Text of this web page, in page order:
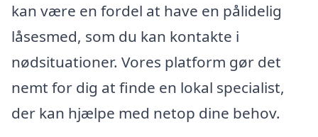
kan være en fordel at have en pålidelig
låsesmed, som du kan kontakte i
nødsituationer. Vores platform gør det
nemt for dig at finde en lokal specialist,
der kan hjælpe med netop dine behov.